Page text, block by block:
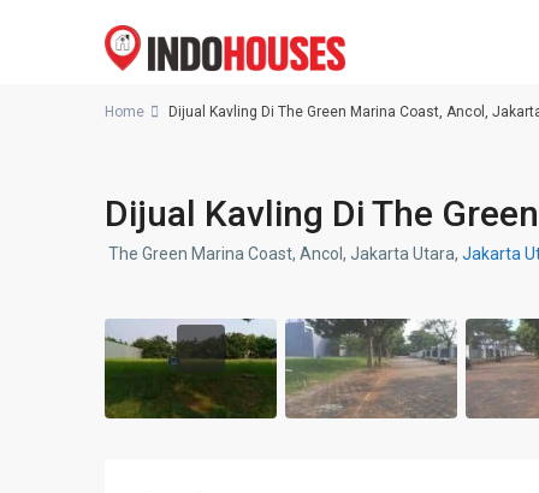
Home Dijual Kavling Di The Green Marina Coast, Ancol,
Dijual Kavling Di The
The Green Marina Coast, Ancol, Jakarta Utara, Jakarta